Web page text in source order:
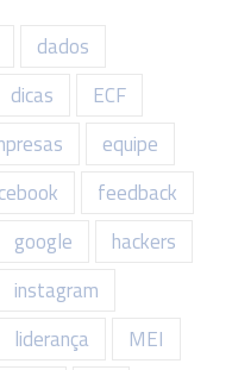
dados
dicas
ECF
equipe
feedback
google
hackers
instagram
liderança
MEI